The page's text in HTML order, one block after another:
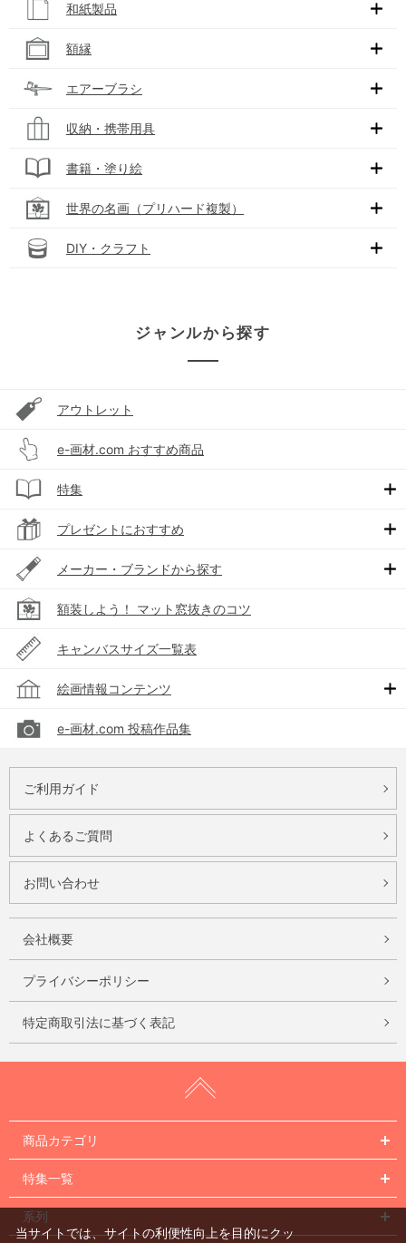
和紙製品
額縁
エアーブラシ
収納・携帯用具
書籍・塗り絵
世界の名画（プリハード複製）
DIY・クラフト
ジャンルから探す
アウトレット
e-画材.com おすすめ商品
特集
プレゼントにおすすめ
メーカー・ブランドから探す
額装しよう！ マット窓抜きのコツ
キャンバスサイズ一覧表
絵画情報コンテンツ
e-画材.com 投稿作品集
ご利用ガイド
よくあるご質問
お問い合わせ
会社概要
プライバシーポリシー
特定商取引法に基づく表記
商品カテゴリ
特集一覧
系列
当サイトでは、サイトの利便性向上を目的にクッ